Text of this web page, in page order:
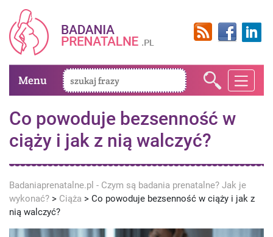
Menu
Co powoduje bezsenność w
ciąży i jak z nią walczyć?
Badaniaprenatalne.pl - Czym są badania prenatalne? Jak je
wykonać? > Ciąża > Co powoduje bezsenność w ciąży i jak z
nią walczyć?